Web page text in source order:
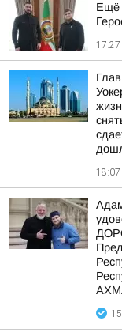
Ещё
17:27
18:07